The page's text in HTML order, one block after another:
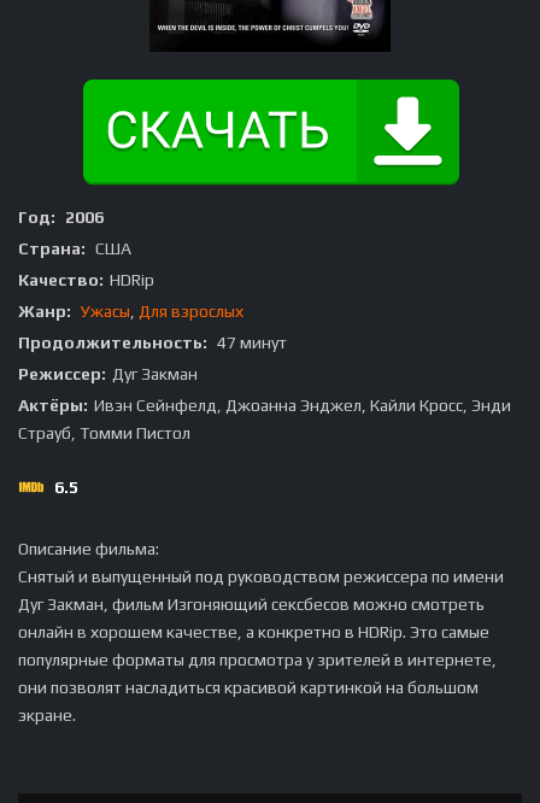
Год:
2006
Страна: США
Качество: HDRip
Жанр: Ужасы
Для взрослых
Продолжительность: 47 минут
Режиссер: Дуг Закман
Актёры: Ивэн Сейнфелд, Джоанна Энджел, Кайли Кросс, Энди
Страуб, Томми Пистол
6.5
Описание фильма:
Снятый и выпущенный под руководством режиссера по имени
Дуг Закман, фильм Изгоняющий сексбесов можно смотреть
онлайн в хорошем качестве, а конкретно в HDRip. Это самые
популярные форматы для просмотра у зрителей в интернете,
они позволят насладиться красивой картинкой на большом
экране.